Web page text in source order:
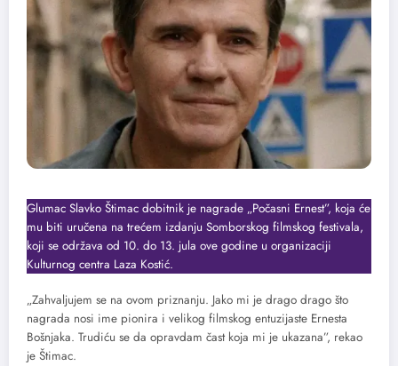
Glumac Slavko Štimac dobitnik je nagrade „Počasni Ernest”, koja će
mu biti uručena na trećem izdanju Somborskog filmskog festivala,
koji se održava od 10. do 13. jula ove godine u organizaciji
Kulturnog centra Laza Kostić.
„Zahvaljujem se na ovom priznanju. Jako mi je drago drago što
nagrada nosi ime pionira i velikog filmskog entuzijaste Ernesta
Bošnjaka. Trudiću se da opravdam čast koja mi je ukazana”, rekao
je Štimac.